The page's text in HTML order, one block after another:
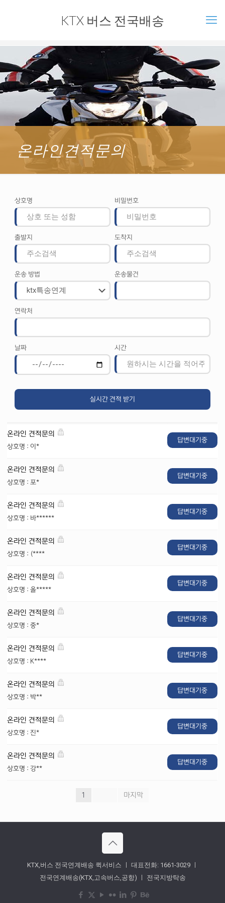
KTX 버스 전국배송
온라인견적문의
상호명 비밀번호
출발지 도착지
운송 방법 운송물건
연락처
날짜 시간
온라인 견적문의
상호명 : 이*
답변대기중
온라인 견적문의
상호명 : 포*
답변대기중
온라인 견적문의
상호명 : 바******
답변대기중
온라인 견적문의
상호명 : (****
답변대기중
온라인 견적문의
상호명 : 올*****
답변대기중
온라인 견적문의
상호명 : 중*
답변대기중
온라인 견적문의
상호명 : K****
답변대기중
온라인 견적문의
상호명 : 박**
답변대기중
온라인 견적문의
상호명 : 진*
답변대기중
온라인 견적문의
상호명 : 강**
답변대기중
1 마지막
KTX,버스 전국연계배송 퀵서비스 ㅣ 대표전화: 1661-3029 ㅣ
전국연계배송(KTX,고속버스,공항) ㅣ 전국지방탁송